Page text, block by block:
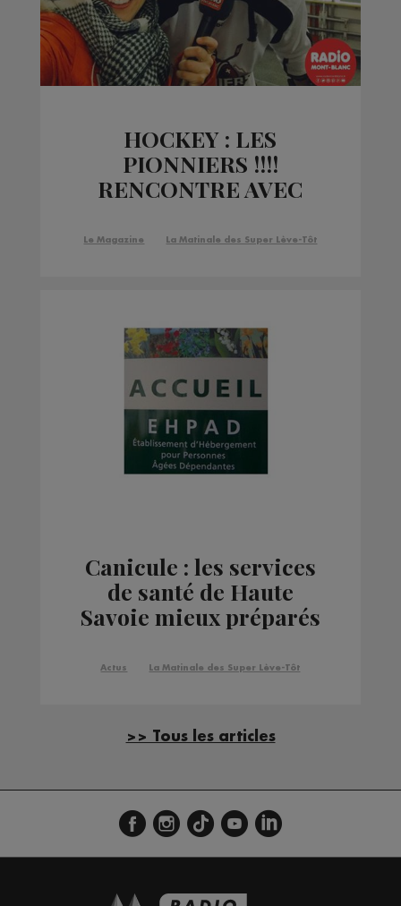
HOCKEY : LES
PIONNIERS !!!!
RENCONTRE AVEC
DÉFENSEUR !
Le Magazine La Matinale des Super Lève-Tôt
Canicule : les services
de santé de Haute
Savoie mieux préparés
Actus La Matinale des Super Lève-Tôt
>> Tous les articles